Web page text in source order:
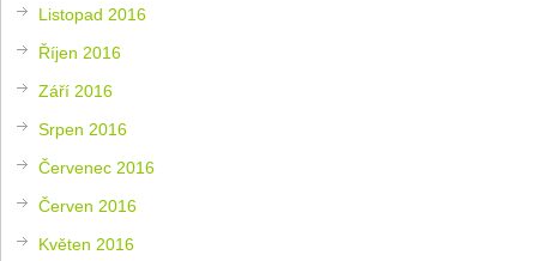
Listopad 2016
Říjen 2016
Září 2016
Srpen 2016
Červenec 2016
Červen 2016
Květen 2016